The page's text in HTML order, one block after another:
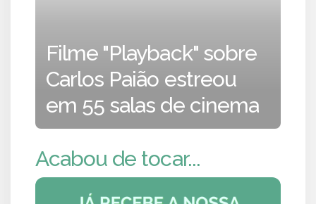
Filme "Playback" sobre
Carlos Paião estreou
em 55 salas de cinema
Acabou de tocar...